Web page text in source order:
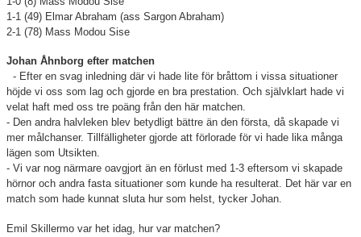
BLI MEDLEM
VÅRA LAG/TRÄNARE
GAMLA AIK
1-1 (49) Elmar Abraham (ass Sargon Abraham)
2-1 (78) Mass Modou Sise
Johan Åhnborg efter matchen
- Efter en svag inledning där vi hade lite för bråttom i vissa situationer
höjde vi oss som lag och gjorde en bra prestation. Och självklart hade vi
velat haft med oss tre poäng från den här matchen.
- Den andra halvleken blev betydligt bättre än den första, då skapade vi
mer målchanser. Tillfälligheter gjorde att förlorade för vi hade lika många
lägen som Utsikten.
- Vi var nog närmare oavgjort än en förlust med 1-3 eftersom vi skapade
hörnor och andra fasta situationer som kunde ha resulterat. Det här var en
match som hade kunnat sluta hur som helst, tycker Johan.
Emil Skillermo var het idag, hur var matchen?